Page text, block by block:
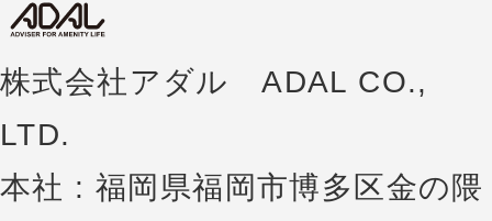
株式会社アダル ADAL CO.,
LTD.
本社 : 福岡県福岡市博多区金の隈